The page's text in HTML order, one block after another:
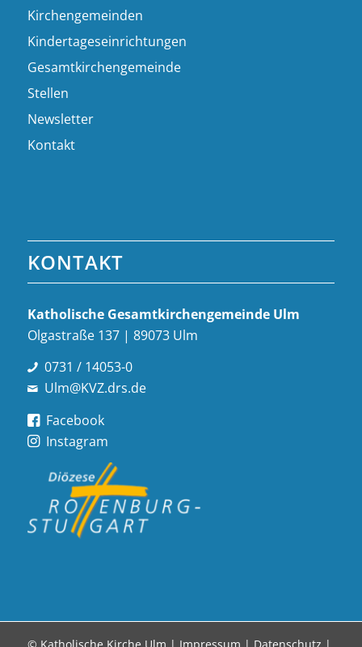
Kirchengemeinden
Kindertageseinrichtungen
Gesamtkirchengemeinde
Stellen
Newsletter
Kontakt
KONTAKT
Katholische Gesamt­kirchen­gemeinde Ulm
Olgastraße 137 | 89073 Ulm
0731 / 14053-0
Ulm@KVZ.drs.de
Facebook
Instagram
© Katholische Kirche Ulm | Impressum | Datenschutz |